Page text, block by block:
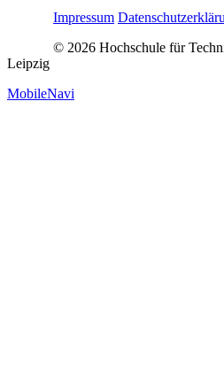
Impressum
© 2026 Hochschule für
Leipzig
MobileNavi